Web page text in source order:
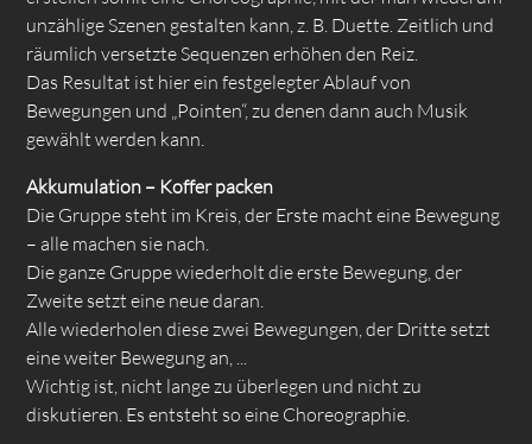
unzählige Szenen gestalten kann, z. B. Duette. Zeitlich und
räumlich versetzte Sequenzen erhöhen den Reiz.
Das Resultat ist hier ein festgelegter Ablauf von
Bewegungen und „Pointen“, zu denen dann auch Musik
gewählt werden kann.
Akkumulation – Koffer packen
Die Gruppe steht im Kreis, der Erste macht eine Bewegung
– alle machen sie nach.
Die ganze Gruppe wiederholt die erste Bewegung, der
Zweite setzt eine neue daran.
Alle wiederholen diese zwei Bewegungen, der Dritte setzt
eine weiter Bewegung an, ...
Wichtig ist, nicht lange zu überlegen und nicht zu
diskutieren. Es entsteht so eine Choreographie.